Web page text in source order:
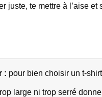
juste, te mettre à l’aise
: pour bien choisir un t-
large ni trop serré